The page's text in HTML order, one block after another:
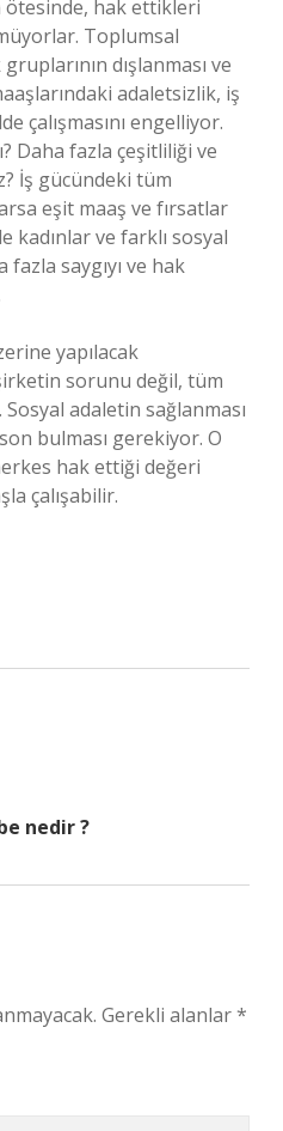
ötesinde, hak ettikleri
Toplumsal
dışlanması ve
adaletsizlik, iş
çalışmasını engelliyor.
Daha fazla çeşitliliği ve
İş gücündeki tüm
eşit maaş ve fırsatlar
kadınlar ve farklı sosyal
fazla saygıyı ve hak
yapılacak
sorunu değil, tüm
adaletin sağlanması
bulması gerekiyor. O
hak ettiği değeri
çalışabilir.
nedir ?
Gerekli alanlar*